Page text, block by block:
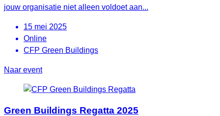
jouw organisatie niet alleen voldoet aan...
15 mei 2025
Online
CFP Green Buildings
Naar event
Green Buildings Regatta 2025